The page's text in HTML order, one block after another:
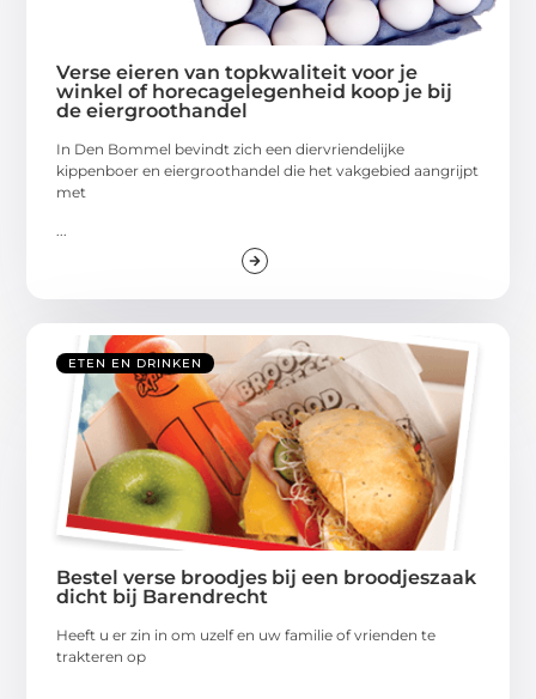
Verse eieren van topkwaliteit voor je
winkel of horecagelegenheid koop je bij
de eiergroothandel
In Den Bommel bevindt zich een diervriendelijke
kippenboer en eiergroothandel die het vakgebied aangrijpt
met
...
ETEN EN DRINKEN
Bestel verse broodjes bij een broodjeszaak
dicht bij Barendrecht
Heeft u er zin in om uzelf en uw familie of vrienden te
trakteren op